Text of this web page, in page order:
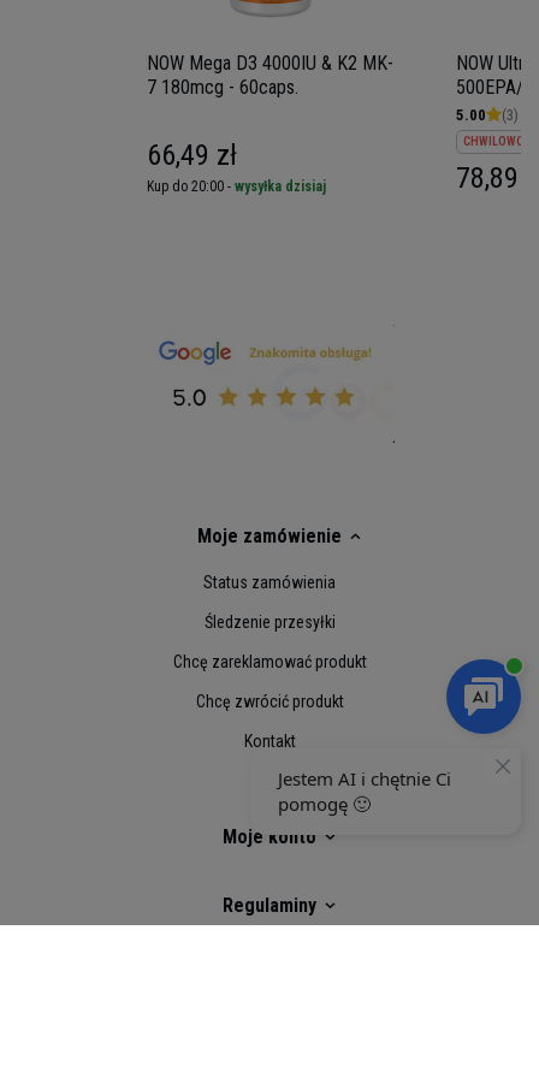
2018. Ustawa z dnia 4 lutego 1994 r. o prawie
Nr 90, poz. 631 z późn. zm.)
NOW Mega D3 4000IU & K2 MK-
7 180mcg - 60caps.
66,49 zł
Kup do 20:00 - wysyłka dzisiaj
NOW
500EPA/
5.00 (3)
CHWILOWO
78,89
Moje zamówienie
Status zamówienia
Śledzenie przesyłki
Chcę zareklamować produkt
Chcę zwrócić produkt
Kontakt
Moje konto
Regulaminy